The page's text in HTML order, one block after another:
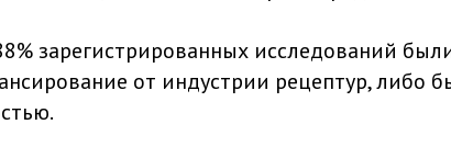
зарегистрированных исследований
от индустрии рецептур, либо